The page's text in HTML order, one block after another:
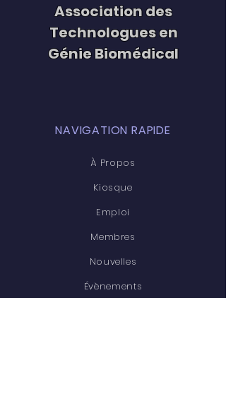
Association des
Technologues en
Génie Biomédical
NAVIGATION RAPIDE
À Propos
Kiosque
Emploi
Membres
Nouvelles
Évènements